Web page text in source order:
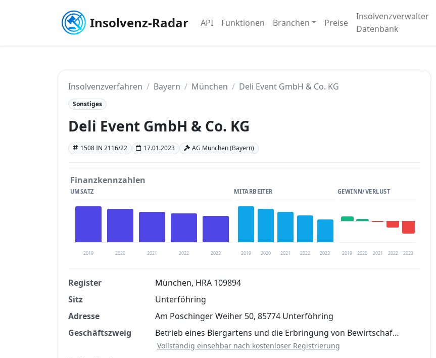
Insolvenz-Radar API Funktionen Branchen Preise
Insolvenzverwalter
Datenbank
Insolvenzverfahren Bayern München Deli Event GmbH & Co. KG
Sonstiges
Deli Event GmbH & Co. KG
1508 IN 2116/22 17.01.2023 AG München (Bayern)
Finanzkennzahlen
UMSATZ
2019 2020 2021 2022 2023
MITARBEITER
2019 2020 2021 2022 2023
GEWINN/VERLUST
2019 2020 2021 2022 2023
Finanzkennzahlen nach kostenloser Registrierung verfügbar
Jetzt kostenlos registrieren
Register
München, HRA 109894
Sitz
Unterföhring
Adresse
Am Poschinger Weiher 50, 85774 Unterföhring
Geschäftszweig
Betrieb eines Biergartens und die Erbringung von Bewirtschaf…
Vollständig einsehbar nach kostenloser Registrierung